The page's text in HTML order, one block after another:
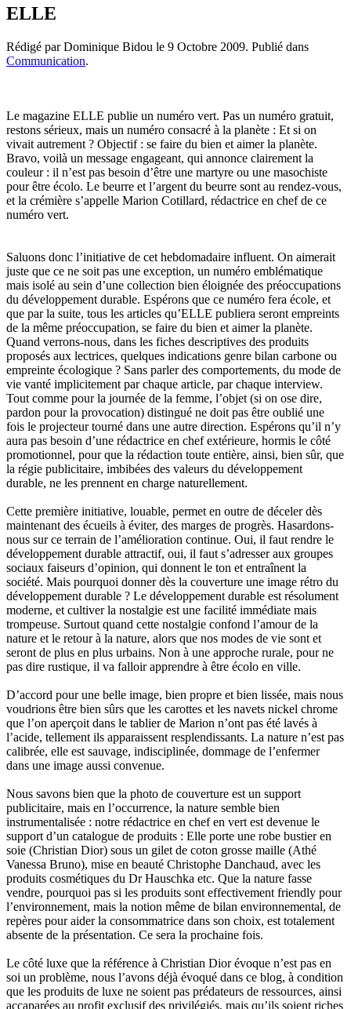
ELLE
Rédigé par Dominique Bidou le 9 Octobre 2009. Publié dans
Communication.
Le magazine ELLE publie un numéro vert. Pas un numéro gratuit,
restons sérieux, mais un numéro consacré à la planète : Et si on
vivait autrement ? Objectif : se faire du bien et aimer la planète.
Bravo, voilà un message engageant, qui annonce clairement la
couleur : il n’est pas besoin d’être une martyre ou une masochiste
pour être écolo. Le beurre et l’argent du beurre sont au rendez-vous,
et la crémière s’appelle Marion Cotillard, rédactrice en chef de ce
numéro vert.
Saluons donc l’initiative de cet hebdomadaire influent. On aimerait
juste que ce ne soit pas une exception, un numéro emblématique
mais isolé au sein d’une collection bien éloignée des préoccupations
du développement durable. Espérons que ce numéro fera école, et
que par la suite, tous les articles qu’ELLE publiera seront empreints
de la même préoccupation, se faire du bien et aimer la planète.
Quand verrons-nous, dans les fiches descriptives des produits
proposés aux lectrices, quelques indications genre bilan carbone ou
empreinte écologique ? Sans parler des comportements, du mode de
vie vanté implicitement par chaque article, par chaque interview.
Tout comme pour la journée de la femme, l’objet (si on ose dire,
pardon pour la provocation) distingué ne doit pas être oublié une
fois le projecteur tourné dans une autre direction. Espérons qu’il n’y
aura pas besoin d’une rédactrice en chef extérieure, hormis le côté
promotionnel, pour que la rédaction toute entière, ainsi, bien sûr, que
la régie publicitaire, imbibées des valeurs du développement
durable, ne les prennent en charge naturellement.
Cette première initiative, louable, permet en outre de déceler dès
maintenant des écueils à éviter, des marges de progrès. Hasardons-
nous sur ce terrain de l’amélioration continue. Oui, il faut rendre le
développement durable attractif, oui, il faut s’adresser aux groupes
sociaux faiseurs d’opinion, qui donnent le ton et entraînent la
société. Mais pourquoi donner dès la couverture une image rétro du
développement durable ? Le développement durable est résolument
moderne, et cultiver la nostalgie est une facilité immédiate mais
trompeuse. Surtout quand cette nostalgie confond l’amour de la
nature et le retour à la nature, alors que nos modes de vie sont et
seront de plus en plus urbains. Non à une approche rurale, pour ne
pas dire rustique, il va falloir apprendre à être écolo en ville.
D’accord pour une belle image, bien propre et bien lissée, mais nous
voudrions être bien sûrs que les carottes et les navets nickel chrome
que l’on aperçoit dans le tablier de Marion n’ont pas été lavés à
l’acide, tellement ils apparaissent resplendissants. La nature n’est pas
calibrée, elle est sauvage, indisciplinée, dommage de l’enfermer
dans une image aussi convenue.
Nous savons bien que la photo de couverture est un support
publicitaire, mais en l’occurrence, la nature semble bien
instrumentalisée : notre rédactrice en chef en vert est devenue le
support d’un catalogue de produits : Elle porte une robe bustier en
soie (Christian Dior) sous un gilet de coton grosse maille (Athé
Vanessa Bruno), mise en beauté Christophe Danchaud, avec les
produits cosmétiques du Dr Hauschka etc. Que la nature fasse
vendre, pourquoi pas si les produits sont effectivement friendly pour
l’environnement, mais la notion même de bilan environnemental, de
repères pour aider la consommatrice dans son choix, est totalement
absente de la présentation. Ce sera la prochaine fois.
Le côté luxe que la référence à Christian Dior évoque n’est pas en
soi un problème, nous l’avons déjà évoqué dans ce blog, à condition
que les produits de luxe ne soient pas prédateurs de ressources, ainsi
accaparées au profit exclusif des privilégiés, mais qu’ils soient riches